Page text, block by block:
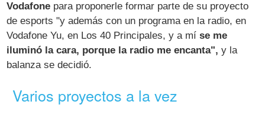
Vodafone para proponerle formar parte de su proyecto
de esports "y además con un programa en la radio, en
Vodafone Yu, en Los 40 Principales, y a míse me
iluminó la cara, porque la radio me encanta", y la
balanza se decidió.
Varios proyectos a la vez